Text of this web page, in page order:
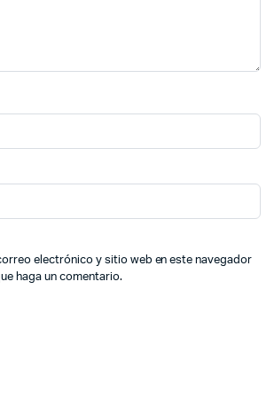
electrónico y sitio web en este navegador
haga un comentario.